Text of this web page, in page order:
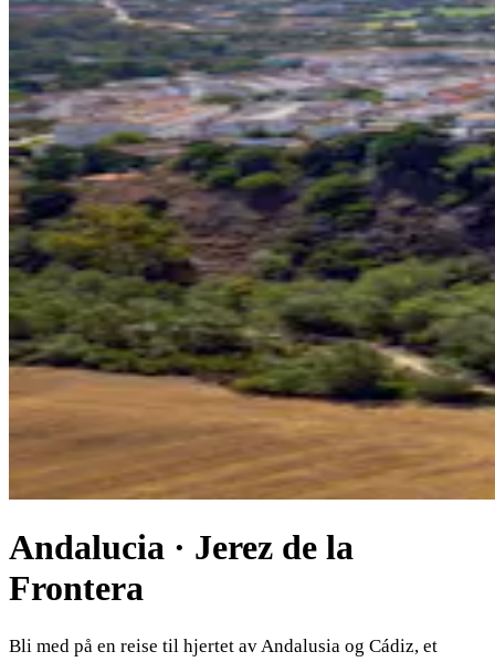
Andalucia · Jerez de la
Frontera
Bli med på en reise til hjertet av Andalusia og Cádiz, et